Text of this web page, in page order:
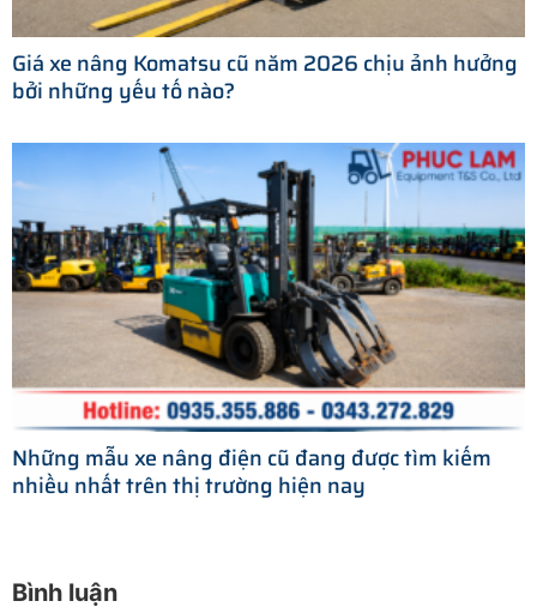
Giá xe nâng Komatsu cũ năm 2026 chịu ảnh hưởng
bởi những yếu tố nào?
Những mẫu xe nâng điện cũ đang được tìm kiếm
nhiều nhất trên thị trường hiện nay
Bình luận